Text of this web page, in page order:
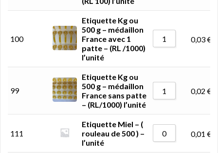
100
Etiquette Kg ou
500 g – médaillon
France avec 1
patte – (RL /1000)
l’unité
0,03€
99
Etiquette Kg ou
500 g – médaillon
France sans patte
– (RL/1000) l’unité
0,02 €
111
Etiquette Miel – (
rouleau de 500 ) –
l’unité
0,01 €